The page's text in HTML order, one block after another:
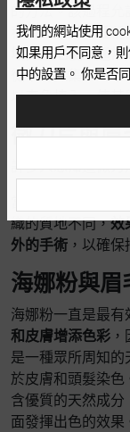
的方法。該過程
移植是通過一種
域採集毛囊（通常
從下巴採集）。
以直角植入，使
微刀片與眉
許多人想知道微
當然可以！ 雖然
織的質地不同，效
外的手術 ，以確
海娜粉與眉
海娜粉一直是最有
和皮膚增添色彩
是一種眾所周知的
於皮膚和頭髮染
含優質的天然成
面發揮出色的效
我們的網站使用
如果用戶不同意，
中的設置。 你是否